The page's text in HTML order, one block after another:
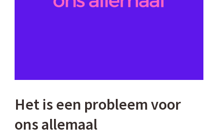
Het is een probleem voor
ons allemaal